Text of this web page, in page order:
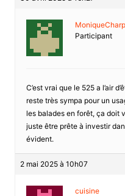
Participant
C’est vrai que le 525 a l’air
reste très sympa pour un
les balades en forêt, ça doit
juste être prête à investir
évident.
2 mai 2025 à 10h07
cuisine